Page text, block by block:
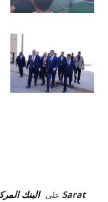
Sarat على البنك